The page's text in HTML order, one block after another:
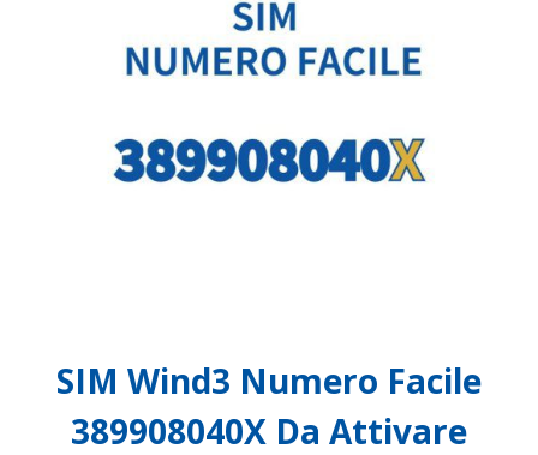
SIM Wind3 Numero Facile
389908040X Da Attivare